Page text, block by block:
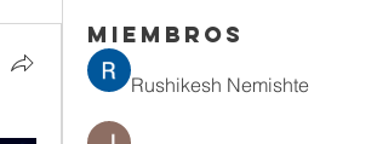
Miembros
Rushikesh Nemishte